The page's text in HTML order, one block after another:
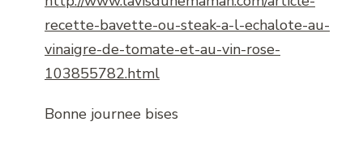
recette-bavette-ou-steak-a-l-echalote-au-
vinaigre-de-tomate-et-au-vin-rose-
103855782.html
Bonne journee bises